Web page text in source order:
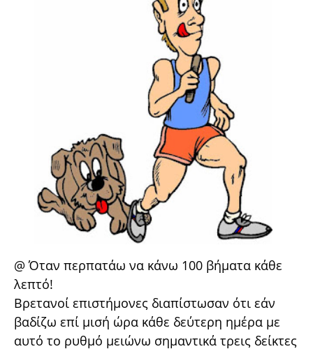
@ Όταν περπατάω να κάνω 100 βήματα κάθε
λεπτό!
Βρετανοί επιστήμονες διαπίστωσαν ότι εάν
βαδίζω επί μισή ώρα κάθε δεύτερη ημέρα με
αυτό το ρυθμό μειώνω σημαντικά τρεις δείκτες